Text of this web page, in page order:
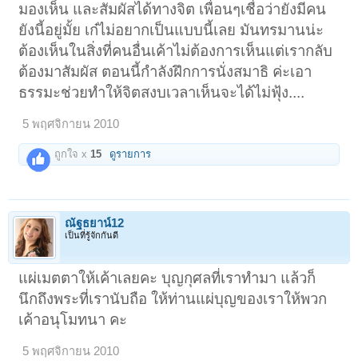
มองเห็น และสัมผัสได้ทางจิต เพื่อนๆเชื่อว่ายังมีคน
ยังนี้อยู่มั้ย เก๋ไม่อยากเป็นแบบนี้เลย มันทรมานน่ะ
ต้องเห็นในสิ่งที่คนอื่นเค้าไม่ต้องการเห็นแต่เรากลับ
ต้องมาสัมผัส ตอนนี้กำลังฝึกการนั่งสมาธิ ค่ะเอา
ธรรมะช่วยทำให้จิตสงบเวลาเห็นจะได้ไม่ฟุ้ง....
5 พฤศจิกายน 2010
ถูกใจ x15 ดูรายการ
ณัฐธยาน์12
เป็นที่รู้จักกันดี
แผ่เมตตาให้เค้าเลยคะ บุญกุศลที่เราทำมา แล้วก็
นึกถึงพระที่เรานับถือ ให้ท่านแผ่บุญของเราให้พวก
เค้าอนุโมทนา คะ
5 พฤศจิกายน 2010